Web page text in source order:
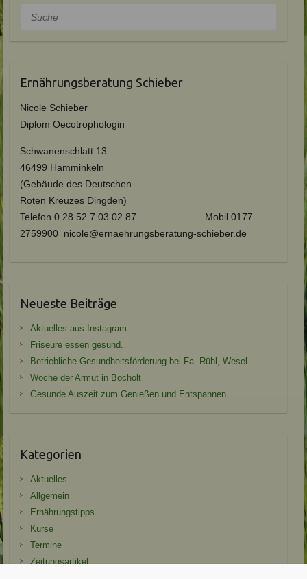
Suche
Ernährungsberatung Schieber
Nicole Schieber
Diplom Oecotrophologin
Schwanenschlatt 13
46499 Hamminkeln
(Gebäude des Deutschen
Roten Kreuzes Dingden)
Telefon 0 28 52 7 03 02 87 Mobil 0177
2759900 nicole@ernaehrungsberatung-schieber.de
Neueste Beiträge
Aktuelles aus Instagram
Friseure essen gesund.
Betriebliche Gesundheitsförderung bei Fa. Rühl, Wesel
Woche der Armut in Bocholt
Gesunde Auszeit zum Genießen und Entspannen
Kategorien
Aktuelles
Allgemein
Ernährungstipps
Kurse
Termine
Zeitungsartikel